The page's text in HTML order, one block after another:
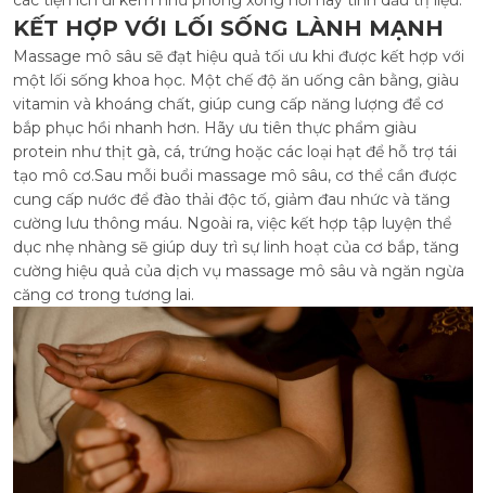
KẾT HỢP VỚI LỐI SỐNG LÀNH MẠNH
Massage mô sâu sẽ đạt hiệu quả tối ưu khi được kết hợp với
một lối sống khoa học. Một chế độ ăn uống cân bằng, giàu
vitamin và khoáng chất, giúp cung cấp năng lượng để cơ
bắp phục hồi nhanh hơn. Hãy ưu tiên thực phẩm giàu
protein như thịt gà, cá, trứng hoặc các loại hạt để hỗ trợ tái
tạo mô cơ.Sau mỗi buổi massage mô sâu, cơ thể cần được
cung cấp nước để đào thải độc tố, giảm đau nhức và tăng
cường lưu thông máu. Ngoài ra, việc kết hợp tập luyện thể
dục nhẹ nhàng sẽ giúp duy trì sự linh hoạt của cơ bắp, tăng
cường hiệu quả của dịch vụ massage mô sâu và ngăn ngừa
căng cơ trong tương lai.